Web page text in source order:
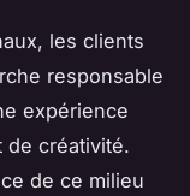
les clients
responsable
expérience
de créativité.
de ce milieu